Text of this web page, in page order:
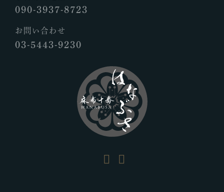
090-3937-8723
お問い合わせ
03-5443-9230